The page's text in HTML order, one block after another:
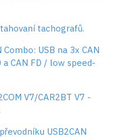
tachografů.
USB na 3x CAN
a CAN FD / low speed-
V7/CAR2BT V7 -
USB2CAN